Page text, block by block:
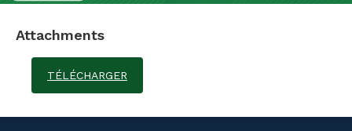
Attachments
TÉLÉCHARGER